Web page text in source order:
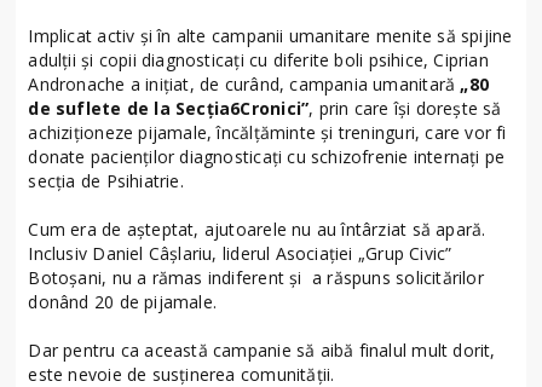
Implicat activ și în alte campanii umanitare menite să spijine
adulții și copii diagnosticați cu diferite boli psihice, Ciprian
Andronache a inițiat, de curând, campania umanitară„80
de suflete de la Secția6Cronici”, prin care își dorește să
achiziționeze pijamale, încălțăminte și treninguri, care vor fi
donate pacienților diagnosticați cu schizofrenie internați pe
secția de Psihiatrie.
Cum era de așteptat, ajutoarele nu au întârziat să apară.
Inclusiv Daniel Câșlariu, liderul Asociației „Grup Civic”
Botoșani, nu a rămas indiferent și a răspuns solicitărilor
donând 20 de pijamale.
Dar pentru ca această campanie să aibă finalul mult dorit,
este nevoie de susținerea comunității.